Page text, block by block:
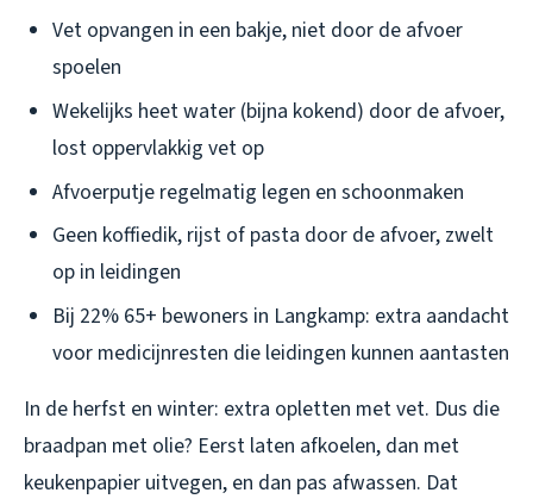
Vet opvangen in een bakje, niet door de afvoer
spoelen
Wekelijks heet water (bijna kokend) door de afvoer,
lost oppervlakkig vet op
Afvoerputje regelmatig legen en schoonmaken
Geen koffiedik, rijst of pasta door de afvoer, zwelt
op in leidingen
Bij 22% 65+ bewoners in Langkamp: extra aandacht
voor medicijnresten die leidingen kunnen aantasten
In de herfst en winter: extra opletten met vet. Dus die
braadpan met olie? Eerst laten afkoelen, dan met
keukenpapier uitvegen, en dan pas afwassen. Dat